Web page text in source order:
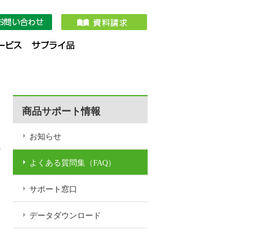
商品サポート情報
お知らせ
よくある質問集（FAQ）
サポート窓口
データダウンロード